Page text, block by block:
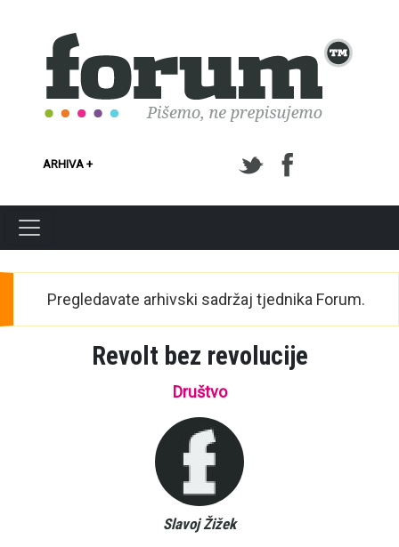
ARHIVA +
Pregledavate arhivski sadržaj tjednika Forum.
Revolt bez revolucije
Društvo
Slavoj Žižek